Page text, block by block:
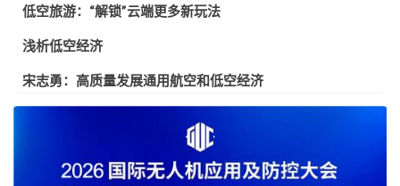
低空旅游：“解锁”云端更多新玩法
浅析低空经济
宋志勇：高质量发展通用航空和低空经济